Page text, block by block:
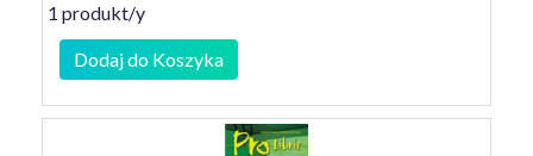
1 produkt/y
Dodaj do Koszyka